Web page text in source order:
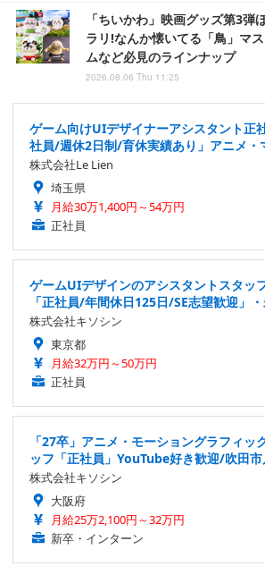
「ちいかわ」映画グッズ第3弾
ラリ!なんか懐いてる「鳥」マ
ムなど必見のラインナップ
2026.08.06 Thu 11:25
ゲーム向けUIデザイナーアシスタント正
社員/週休2日制/育休実績あり」アニメ・
株式会社Le Lien
埼玉県
月給30万1,400円～54万円
正社員
ゲームUIデザインのアシスタントスタッ
「正社員/年間休日125日/SE志望歓迎」
株式会社キソシン
東京都
月給32万円～50万円
正社員
「27卒」アニメ・モーショングラフィッ
ッフ「正社員」YouTube好き歓迎/吹田市
株式会社キソシン
大阪府
月給25万2,100円～32万円
新卒・インターン